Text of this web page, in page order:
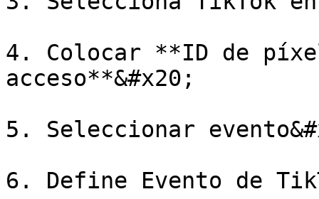
4. Colocar **ID de
acceso**&#x20;
5. Seleccionar
6. Define Evento de